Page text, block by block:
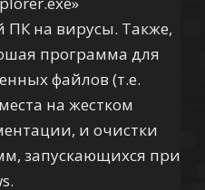
ПК на вирусы. Также,
программа для
файлов (т.е.
на жестком
и очистки
запускающихся при